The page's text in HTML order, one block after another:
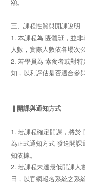
額。
三、課程性質與開課說明
1. 本課程為 團體班，並
人數，實際人數依各場次
2. 若學員為 素食者或對
知，以利評估是否適合參
▎開課與通知方式
1. 若課程確定開課，將於
為正式通知方式 發送開課
知依據。
2. 若課程未達最低開課人
日，以官網報名系統之系